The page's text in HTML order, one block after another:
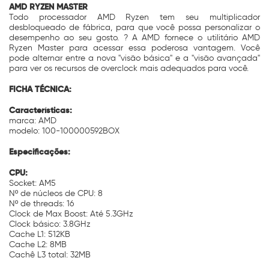
AMD RYZEN MASTER
Todo processador AMD Ryzen tem seu multiplicador
desbloqueado de fábrica, para que você possa personalizar o
desempenho ao seu gosto. ? A AMD fornece o utilitário AMD
Ryzen Master para acessar essa poderosa vantagem. Você
pode alternar entre a nova "visão básica" e a "visão avançada"
para ver os recursos de overclock mais adequados para você.
FICHA TÉCNICA:
Características:
marca: AMD
modelo: 100-100000592BOX
Especificações:
CPU:
Socket: AM5
Nº de núcleos de CPU: 8
Nº de threads: 16
Clock de Max Boost: Até 5.3GHz
Clock básico: 3.8GHz
Cache L1: 512KB
Cache L2: 8MB
Cachê L3 total: 32MB